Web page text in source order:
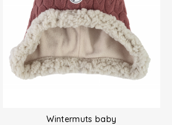
Wintermuts baby